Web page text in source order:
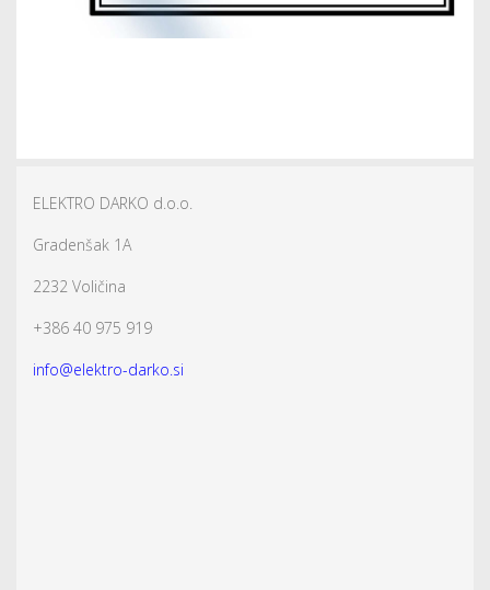
ELEKTRO DARKO d.o.o.
Gradenšak 1A
2232 Voličina
+386 40 975 919
info@elektro-darko.si